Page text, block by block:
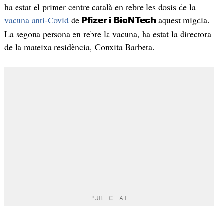
ha estat el primer centre català en rebre les dosis de la
vacuna anti-CoviddePfizer i BioNTech aquest migdia.
La segona persona en rebre la vacuna, ha estat la directora
de la mateixa residència, Conxita Barbeta.